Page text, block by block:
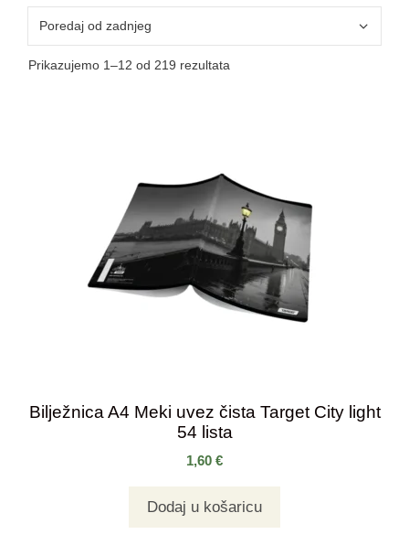
Prikazujemo 1–12 od 219 rezultata
Bilježnica A4 Meki uvez čista Target City light
54 lista
1,60 €
Dodaj u košaricu